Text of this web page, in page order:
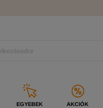
EGYEBEK AKCIÓK